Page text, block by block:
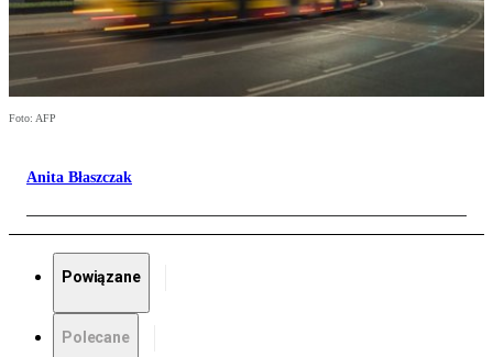
Foto: AFP
Anita Błaszczak
Powiązane
Polecane